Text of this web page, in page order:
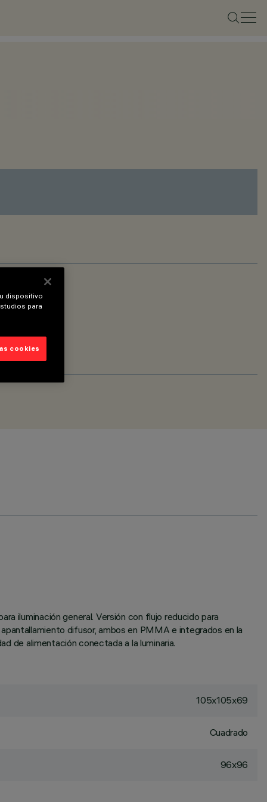
iluminación general. Versión con flujo reducido para
difusor, ambos en PMMA e integrados en la
de alimentación conectada a la luminaria.
105x105x69
Cuadrado
96x96
dispositivo
para
cookies